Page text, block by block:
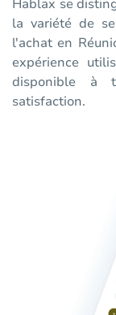
Hablax se
la variété de
l'achat en
expérience
disponible à
satisfaction.